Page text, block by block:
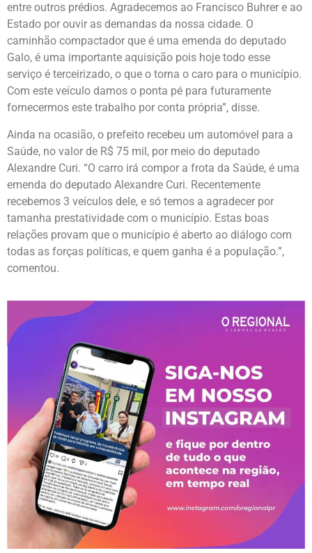
entre outros prédios. Agradecemos ao Francisco Buhrer e ao
Estado por ouvir as demandas da nossa cidade. O
caminhão compactador que é uma emenda do deputado
Galo, é uma importante aquisição pois hoje todo esse
serviço é terceirizado, o que o torna o caro para o município.
Com este veículo damos o ponta pé para futuramente
fornecermos este trabalho por conta própria”, disse.
Ainda na ocasião, o prefeito recebeu um automóvel para a
Saúde, no valor de R$ 75 mil, por meio do deputado
Alexandre Curi. “O carro irá compor a frota da Saúde, é uma
emenda do deputado Alexandre Curi. Recentemente
recebemos 3 veículos dele, e só temos a agradecer por
tamanha prestatividade com o município. Estas boas
relações provam que o município é aberto ao diálogo com
todas as forças políticas, e quem ganha é a população.”,
comentou.